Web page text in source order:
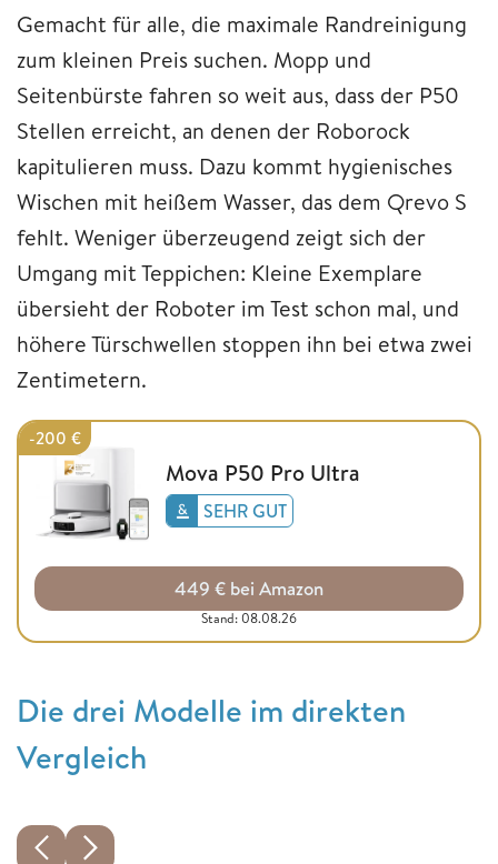
Gemacht für alle, die maximale Randreinigung
zum kleinen Preis suchen. Mopp und
Seitenbürste fahren so weit aus, dass der P50
Stellen erreicht, an denen der Roborock
kapitulieren muss. Dazu kommt hygienisches
Wischen mit heißem Wasser, das dem Qrevo S
fehlt. Weniger überzeugend zeigt sich der
Umgang mit Teppichen: Kleine Exemplare
übersieht der Roboter im Test schon mal, und
höhere Türschwellen stoppen ihn bei etwa zwei
Zentimetern.
-200 €
Mova P50 Pro Ultra
SEHR GUT
449 € bei Amazon
Stand: 08.08.26
Die drei Modelle im direkten
Vergleich